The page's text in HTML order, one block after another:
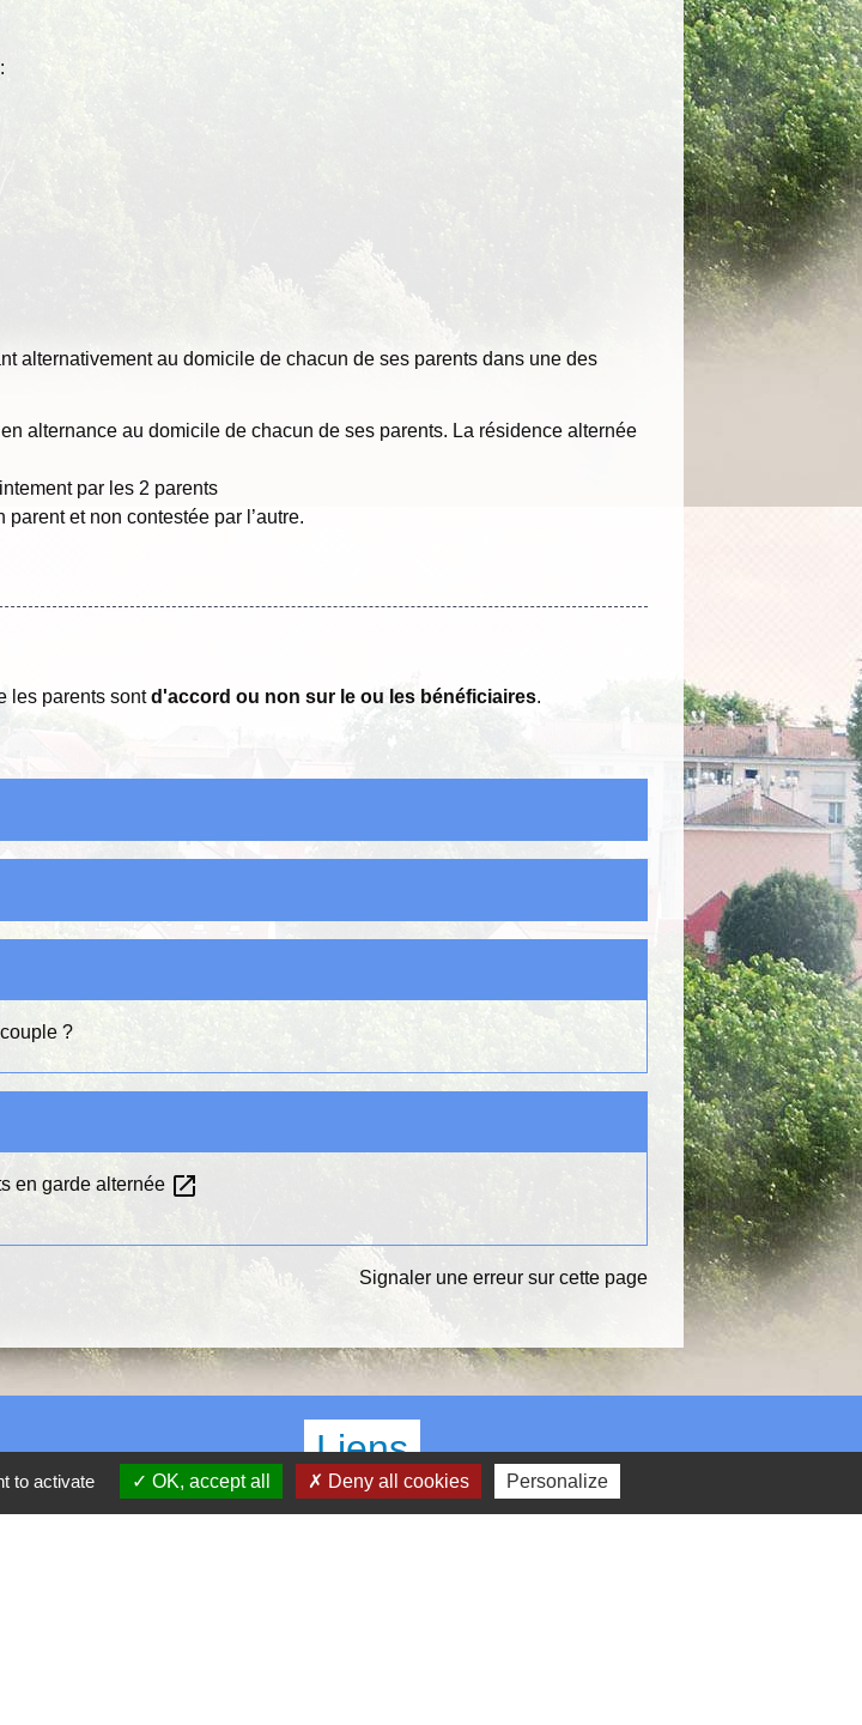
alternativement au domicile de chacun de ses parents dans une des
alternance au domicile de chacun de ses parents. La résidence alternée
par les 2 parents
et non contestée par l’autre.
les parents sontd'accord ou non sur le ou les bénéficiaires.
?
en garde alternée open_in_new
Signaler une erreur sur cette page
Liens
COEUR D'ESSONNE AGGLOMERATION
to activate OK, accept all Deny all cookies Personalize